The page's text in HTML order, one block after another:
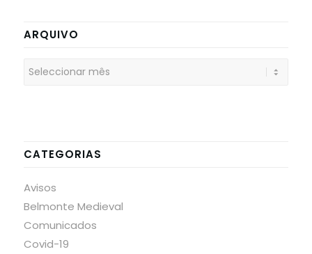
ARQUIVO
CATEGORIAS
Avisos
Belmonte Medieval
Comunicados
Covid-19